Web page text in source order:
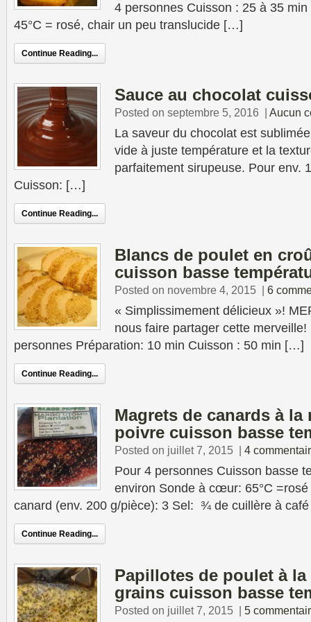
4 personnes Cuisson : 25 à 35
45°C = rosé, chair un peu translucide […]
Continue Reading...
Sauce au chocolat
Posted on septembre 5, 2016 | Aucun
La saveur du chocolat est
vide à juste température et la
parfaitement sirupeuse. Pour env.
Cuisson: […]
Continue Reading...
Blancs de poulet en
cuisson basse
Posted on novembre 4, 2015 | 6
« Simplissimement délicieux »!
nous faire partager cette
personnes Préparation: 10 min Cuisson : 50 min […]
Continue Reading...
Magrets de canards à
poivre cuisson basse
Posted on juillet 7, 2015 | 4
Pour 4 personnes Cuisson basse
environ Sonde à cœur: 65°C
canard (env. 200 g/pièce): 3 Sel: ¾ de cuillère à
Continue Reading...
Papillotes de poulet à la
grains cuisson basse
Posted on juillet 7, 2015 | 5